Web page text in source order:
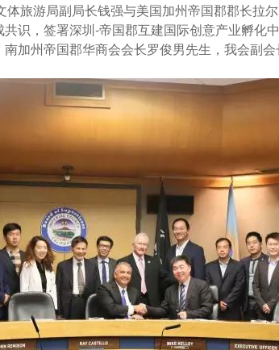
旅游局副局长钱强与美国加州帝国郡郡长拉
识，签署深圳-帝国郡互建国际创意产业孵化
南加州帝国郡华商会会长罗俊男先生，我会